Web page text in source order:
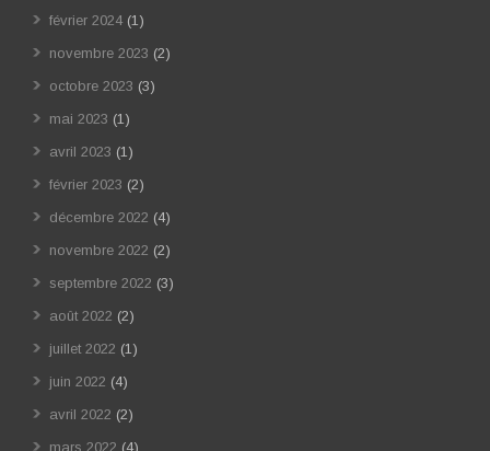
février 2024 (1)
novembre 2023 (2)
octobre 2023 (3)
mai 2023 (1)
avril 2023 (1)
février 2023 (2)
décembre 2022 (4)
novembre 2022 (2)
septembre 2022 (3)
août 2022 (2)
juillet 2022 (1)
juin 2022 (4)
avril 2022 (2)
mars 2022 (4)